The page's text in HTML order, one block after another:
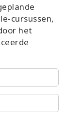
cursussen,
het